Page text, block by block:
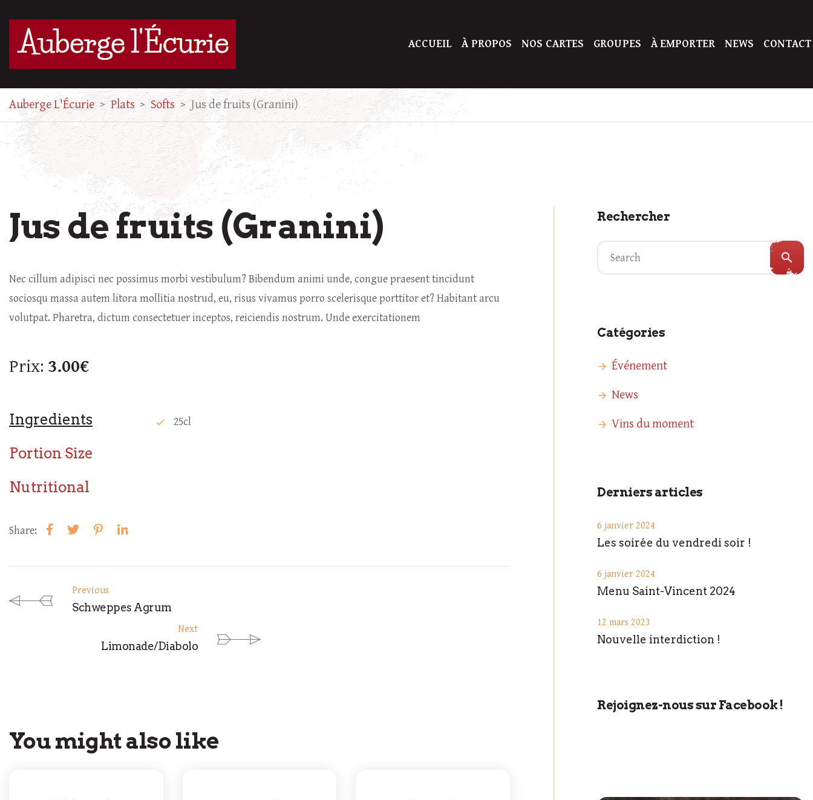
ACCUEIL À PROPOS NOS CARTES GROUPES À EMPORTER NEWS CONTACT
Auberge L'Écurie > Plats > Softs > Jus de fruits (Granini)
Jus de fruits (Granini)
Nec cillum adipisci nec possimus morbi vestibulum? Bibendum animi unde, congue praesent tincidunt
sociosqu massa autem litora mollitia nostrud, eu, risus vivamus porro scelerisque porttitor et? Habitant arcu
volutpat. Pharetra, dictum consectetuer inceptos, reiciendis nostrum. Unde exercitationem
Prix: 3.00€
Ingredients
Portion Size
Nutritional
check 25cl
Share:
Previous
Schweppes Agrum
Next
Limonade/Diabolo
You might also like
Rechercher
search
Catégories
Événement
News
Vins du moment
Derniers articles
6 janvier 2024
Les soirée du vendredi soir !
6 janvier 2024
Menu Saint-Vincent 2024
12 mars 2023
Nouvelle interdiction !
Rejoignez-nous sur Facebook !